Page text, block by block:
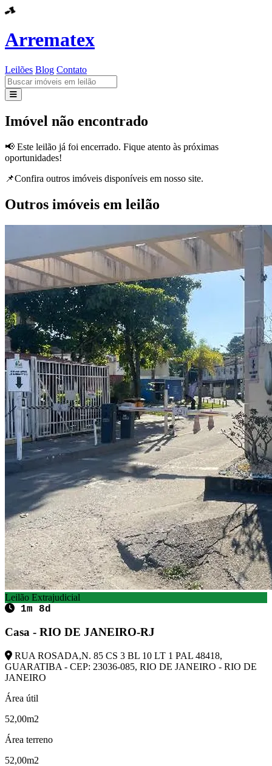
Arrematex
Leilões Blog Contato
Leilões
Imóvel não encontrado
📢 Este leilão já foi encerrado. Fique atento às próximas
oportunidades!
📌Confira outros imóveis disponíveis em nosso site.
Outros imóveis em leilão
Leilão Extrajudicial
1m 8d
Casa - RIO DE JANEIRO-RJ
RUA ROSADA,N. 85 CS 3 BL 10 LT 1 PAL 48418,
GUARATIBA - CEP: 23036-085, RIO DE JANEIRO - RIO DE
JANEIRO
Área útil
52,00m2
Área terreno
52,00m2